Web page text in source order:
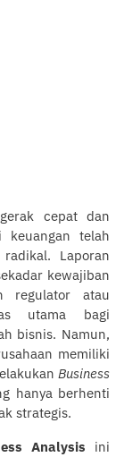
cepat dan
telah
Laporan
kewajiban
regulator atau
utama bagi
bisnis. Namun,
memiliki
Business
hanya berhenti
strategis.
Analysis ini